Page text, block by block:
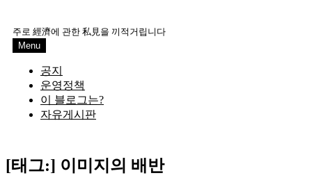
content
주로 經濟에 관한 私見을 끼적거립니다
Menu
공지
운영정책
이 블로그는?
자유게시판
[태그:] 이미지의 배반